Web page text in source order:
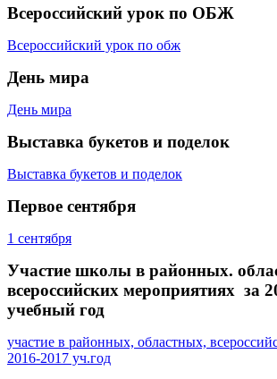
Всероссийский урок по ОБЖ
Всероссийский урок по обж
День мира
День мира
Выставка букетов и поделок
Выставка букетов и поделок
Первое сентября
1 сентября
Участие школы в районных.
всероссийских мероприятиях за
учебный год
участие в районных, областных,
2016-2017 уч.год